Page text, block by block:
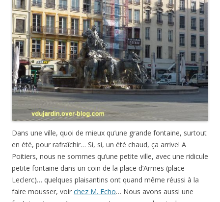
Dans une ville, quoi de mieux qu’une grande fontaine, surtout
en été, pour rafraîchir… Si, si, un été chaud, ça arrive! A
Poitiers, nous ne sommes qu’une petite ville, avec une ridicule
petite fontaine dans un coin de la place d’Armes (place
Leclerc)… quelques plaisantins ont quand même réussi à la
faire mousser, voir chez M. Echo… Nous avons aussi une